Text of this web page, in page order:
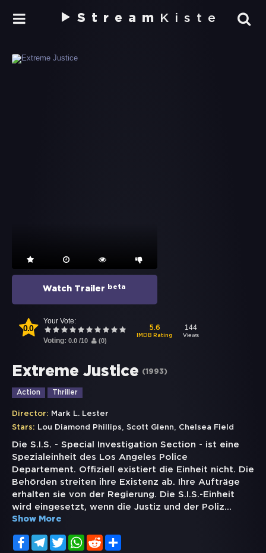
Stream Kiste
Watch Trailer beta
0.0
Your Vote:
Voting: 0.0 /10 (0)
5.6
IMDB Rating
144
Views
Extreme Justice (1993)
Action Thriller
Director: Mark L. Lester
Stars: Lou Diamond Phillips, Scott Glenn, Chelsea Field
Die S.I.S. - Special Investigation Section - ist eine
Spezialeinheit des Los Angeles Police
Departement. Offiziell existiert die Einheit nicht. Die
Behörden streiten ihre Existenz ab. Ihre Aufträge
erhalten sie von der Regierung. Die S.I.S.-Einheit
wird eingesetzt, wenn die Justiz und der Poliz...
Show More
FacebookTelegramTwitterWhatsApp
Reddit